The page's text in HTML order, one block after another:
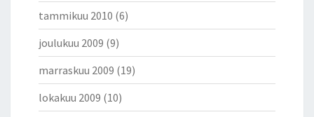
tammikuu 2010 (6)
joulukuu 2009 (9)
marraskuu 2009 (19)
lokakuu 2009 (10)